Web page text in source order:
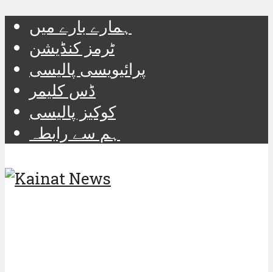
ہمارے بارے میں
ٹرمز کنڈیشن
پرائیویسی پالیسی
ڈس کلیمر
کوکیز پالیسی
ہم سے رابطہ